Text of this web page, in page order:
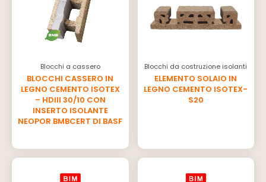
Blocchi a cassero
BLOCCHI CASSERO IN
LEGNO CEMENTO ISOTEX
– HDIII 30/10 CON
INSERTO ISOLANTE
NEOPOR BMBCERT DI BASF
Blocchi da costruzione isolanti
ELEMENTO SOLAIO IN
LEGNO CEMENTO ISOTEX-
S20